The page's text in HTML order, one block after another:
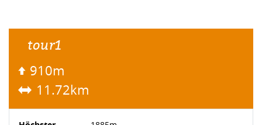
tour1
910m
11.72km